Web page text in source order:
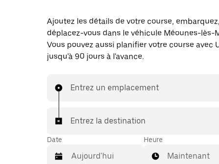
Ajoutez les détails de votre course,
déplacez-vous dans le véhicule Méounes-lès-
Vous pouvez aussi planifier votre course avec
jusqu'à 90 jours à l'avance.
Entrez un emplacement
Entrez la destination
Date Heure
Maintenant